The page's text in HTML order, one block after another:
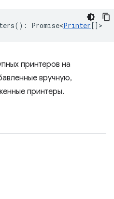
() : Promise<Printer[] >
принтеров на
вручную,
принтеры.